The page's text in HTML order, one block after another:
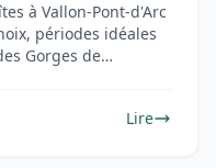
à Vallon-Pont-d'Arc
périodes idéales
Gorges de
Lire